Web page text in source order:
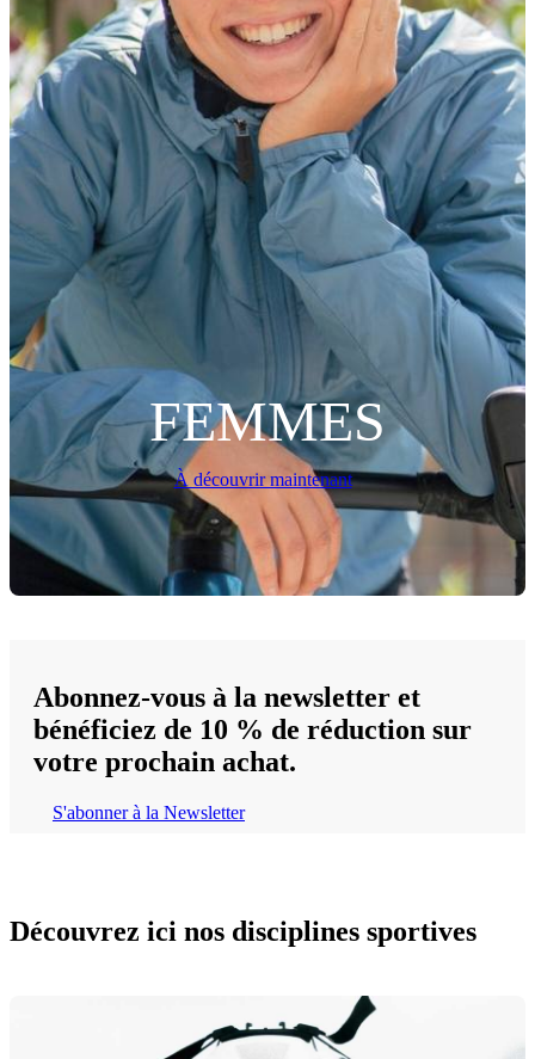
FEMMES
À découvrir maintenant
Abonnez-vous à la newsletter et
bénéficiez de 10 % de réduction sur
votre prochain achat.
S'abonner à la Newsletter
Découvrez ici nos disciplines sportives